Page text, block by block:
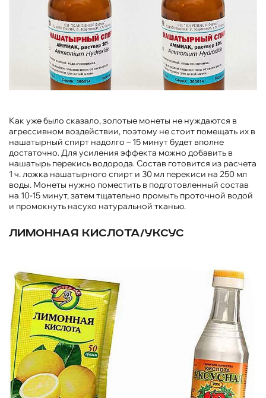
Как уже было сказало, золотые монеты не нуждаются в
агрессивном воздействии, поэтому не стоит помещать их в
нашатырный спирт надолго – 15 минут будет вполне
достаточно. Для усиления эффекта можно добавить в
нашатырь перекись водорода. Состав готовится из расчета
1 ч. ложка нашатырного спирт и 30 мл перекиси на 250 мл
воды. Монеты нужно поместить в подготовленный состав
на 10-15 минут, затем тщательно промыть проточной водой
и промокнуть насухо натуральной тканью.
Лимонная кислота/уксус